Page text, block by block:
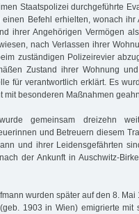
Staatspolizei durchgeführte
Befehl erhielten, wonach ihr
ihrer Angehörigen Vermögen
nach Verlassen ihrer
zuständigen Polizeirevier
Zustand ihrer Wohnung
für verantwortlich erklärt. Es
mit besonderen Maßnahmen
gemeinsam dreizehn
und Betreuern diesem
und ihrer Leidensgefährten
der Ankunft in Auschwitz-
wurden später auf den 8. Mai
1903 in Wien) emigrierte mit